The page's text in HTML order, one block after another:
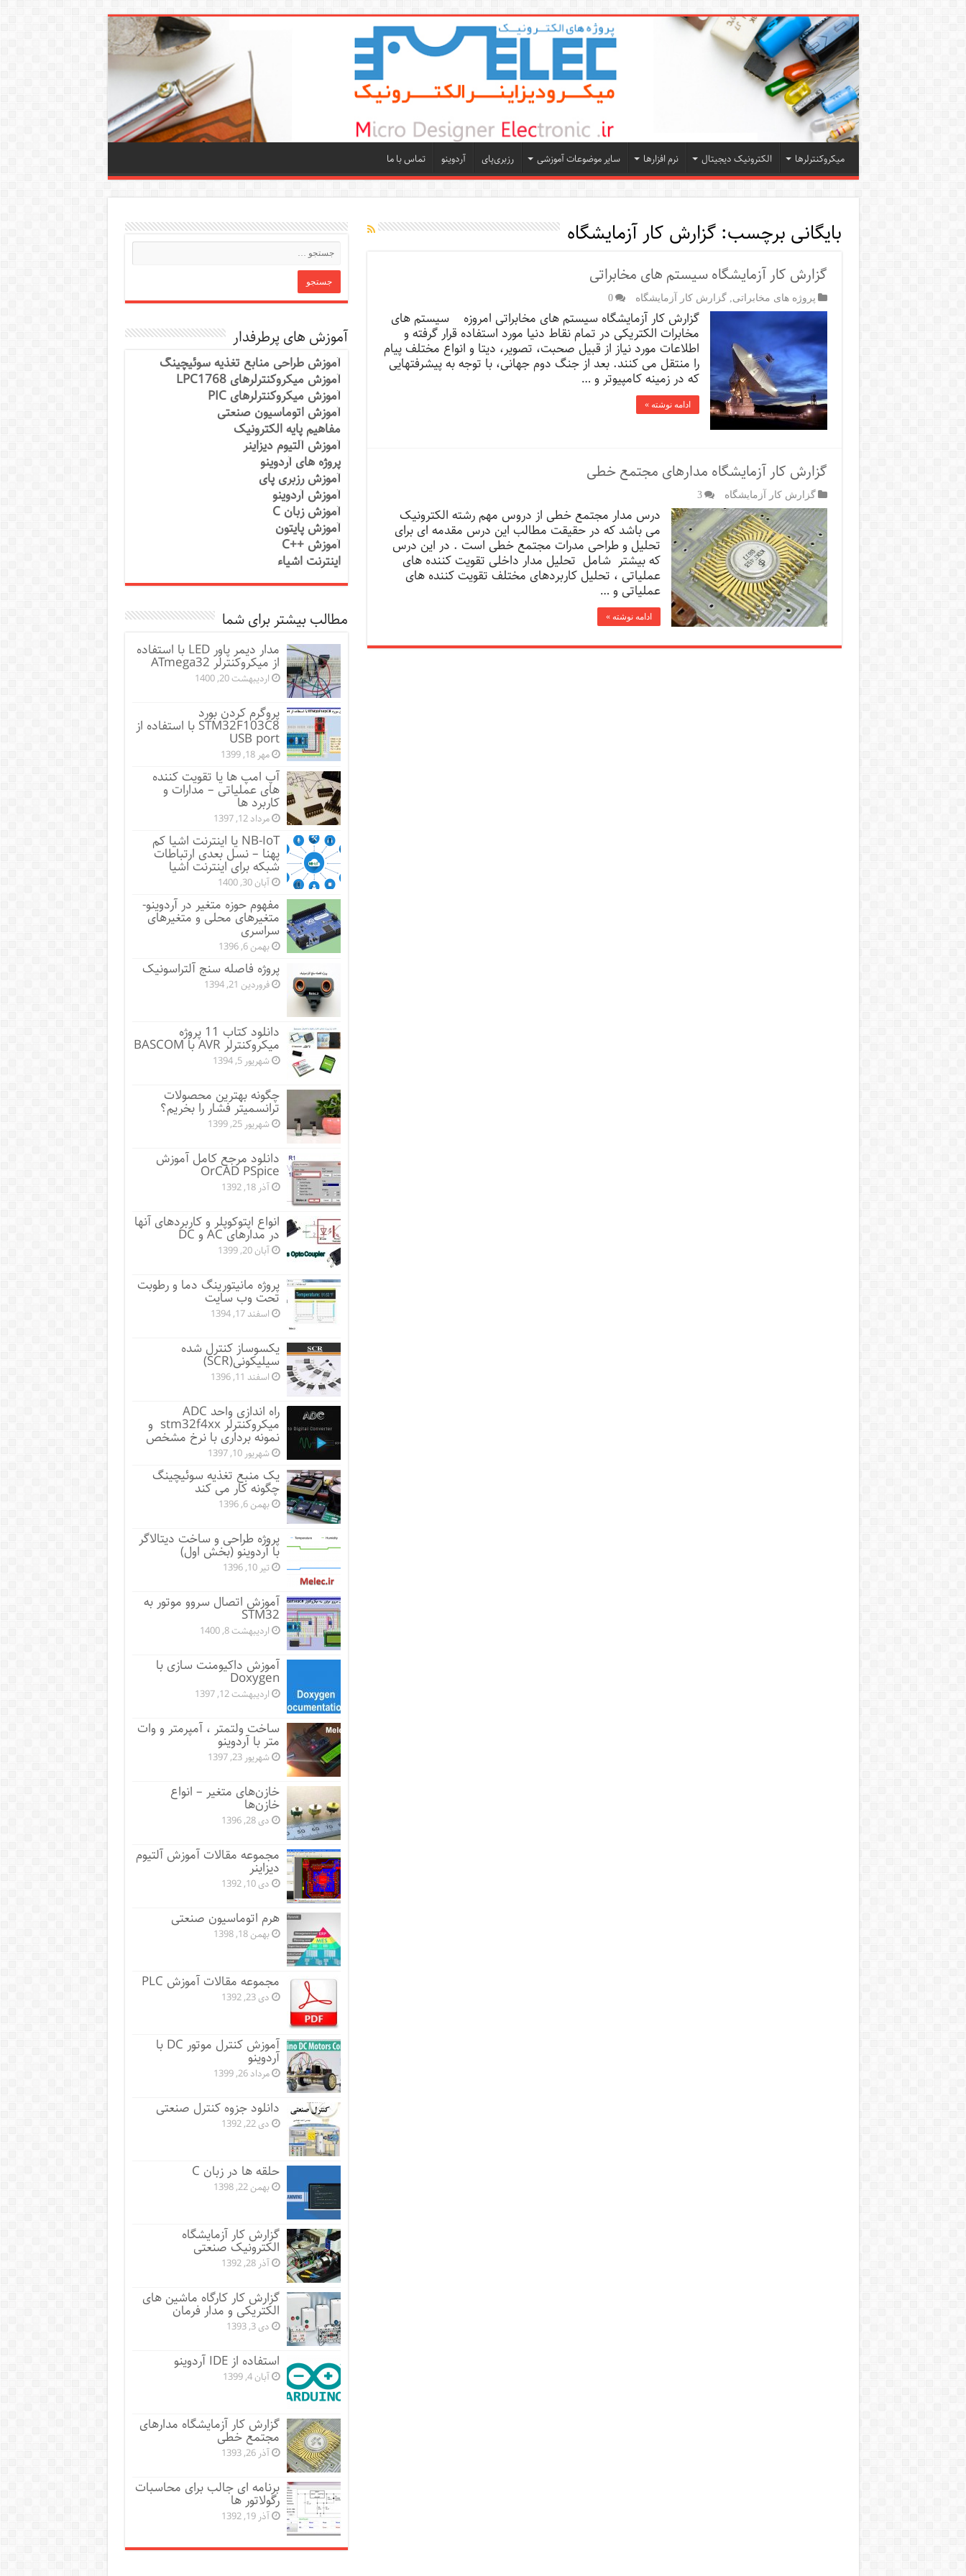
میکروکنترلرها الکترونیک دیجیتال نرم افزارها سایر موضوعات آموزشی رزبری‌پای آردوینو تماس با ما
بایگانی برچسب:گزارش کار آزمایشگاه
گزارش کار آزمایشگاه سیستم های مخابراتی
پروژه های مخابراتی ,گزارش کار آزمایشگاه 0
گزارش کار آزمایشگاه سیستم های مخابراتی امروزه سیستم های
مخابرات الکتریکی در تمام نقاط دنیا مورد استفاده قرار گرفته و
اطلاعات مورد نیاز از قبیل صحبت، تصویر، دیتا و انواع مختلف پیام
را منتقل می کنند. بعد از جنگ دوم جهانی، با توجه به پیشرفتهایی
که در زمینه کامپیوتر و …
ادامه نوشته »
گزارش کار آزمایشگاه مدارهای مجتمع خطی
گزارش کار آزمایشگاه 3
درس مدار مجتمع خطی از دروس مهم رشته الکترونیک
می باشد که در حقیقت مطالب این درس مقدمه ای برای
تحلیل و طراحی مدرات مجتمع خطی است . در این درس
که بیشتر شامل تحلیل مدار داخلی تقویت کننده های
عملیاتی ، تحلیل کاربردهای مختلف تقویت کننده های
عملیاتی و …
ادامه نوشته »
آموزش های پرطرفدار
آموزش طراحی منابع تغذیه سوئیچینگ
آموزش میکروکنترلرهای LPC1768
آموزش میکروکنترلرهای PIC
آموزش اتوماسیون صنعتی
مفاهیم پایه الکترونیک
آموزش آلتیوم دیزاینر
پروژه های آردوینو
آموزش رزبری پای
آموزش آردوینو
آموزش زبان C
آموزش پایتون
آموزش ++C
اینترنت اشیاء
مطالب بیشتر برای شما
مدار دیمر پاور LED با استفاده
از میکروکنترلر ATmega32
اردیبهشت 20, 1400
پروگرم کردن بورد
STM32F103C8 با استفاده از
USB port
مهر 18, 1399
آپ امپ ها یا تقویت کننده
های عملیاتی – مدارات و
کاربرد ها
مرداد 12, 1397
NB-IoT یا اینترنت اشیا کم
پهنا – نسل بعدی ارتباطات
شبکه برای اینترنت اشیا
آبان 30, 1400
مفهوم حوزه متغیر در آردوینو-
متغیرهای محلی و متغیرهای
سراسری
بهمن 6, 1396
پروژه فاصله سنج آلتراسونیک
فروردین 21, 1394
دانلود کتاب 11 پروژه
میکروکنترلر AVR با BASCOM
شهریور 5, 1394
چگونه بهترین محصولات
ترانسمیتر فشار را بخریم؟
شهریور 25, 1399
دانلود مرجع کامل آموزش
OrCAD PSpice
آذر 18, 1392
انواع اپتوکوپلر و کاربردهای آنها
در مدارهای AC و DC
آبان 20, 1399
پروژه مانيتورينگ دما و رطوبت
تحت وب سایت
اسفند 17, 1394
یکسوساز کنترل شده
سیلیکونی(SCR)
اسفند 11, 1396
راه اندازی واحد ADC
میکروکنترلر stm32f4xx و
نمونه برداری با نرخ مشخص
شهریور 10, 1397
یک منبع تغذیه سوئیچینگ
چگونه کار می کند
بهمن 6, 1396
پروژه طراحی و ساخت دیتالاگر
با آردوینو (بخش اول)
تیر 10, 1396
آموزش اتصال سروو موتور به
STM32
اردیبهشت 8, 1400
آموزش داکیومنت سازی با
Doxygen
اردیبهشت 12, 1397
ساخت ولتمتر ، آمپرمتر و وات
متر با آردوینو
شهریور 23, 1397
خازن‌های متغیر – انواع
خازن‌ها
دی 28, 1396
مجموعه مقالات آموزش آلتیوم
دیزاینر
دی 10, 1392
هرم اتوماسیون صنعتی
بهمن 18, 1398
مجموعه مقالات آموزش PLC
دی 23, 1392
آموزش کنترل موتور DC با
آردوینو
مرداد 26, 1399
دانلود جزوه کنترل صنعتی
دی 22, 1392
حلقه ها در زبان C
بهمن 22, 1398
گزارش کار آزمایشگاه
الکترونیک صنعتی
آذر 28, 1392
گزارش کار کارگاه ماشین های
الکتریکی و مدار فرمان
دی 3, 1393
استفاده از IDE آردوینو
آبان 4, 1399
گزارش کار آزمایشگاه مدارهای
مجتمع خطی
آذر 26, 1393
برنامه ای جالب برای محاسبات
رگولاتور ها
آذر 19, 1392